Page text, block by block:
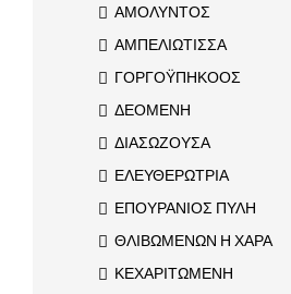
ΑΜΟΛΥΝΤΟΣ
ΑΜΠΕΛΙΩΤΙΣΣΑ
ΓΟΡΓΟΫΠΗΚΟΟΣ
ΔΕΟΜΕΝΗ
ΔΙΑΣΩΖΟΥΣΑ
ΕΛΕΥΘΕΡΩΤΡΙΑ
ΕΠΟΥΡΑΝΙΟΣ ΠΥΛΗ
ΘΛΙΒΩΜΕΝΩΝ Η ΧΑΡΑ
ΚΕΧΑΡΙΤΩΜΕΝΗ